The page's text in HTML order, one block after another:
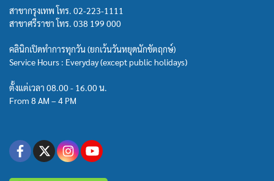
สาขากรุงเทพ โทร. 02-223-1111
สาขาศรีราชา โทร. 038 199 000
คลินิกเปิดทำการทุกวัน (ยกเว้นวันหยุดนักขัตฤกษ์)
Service Hours : Everyday (except public holidays)
ตั้งแต่เวลา 08.00 - 16.00 น.
From 8 AM – 4 PM